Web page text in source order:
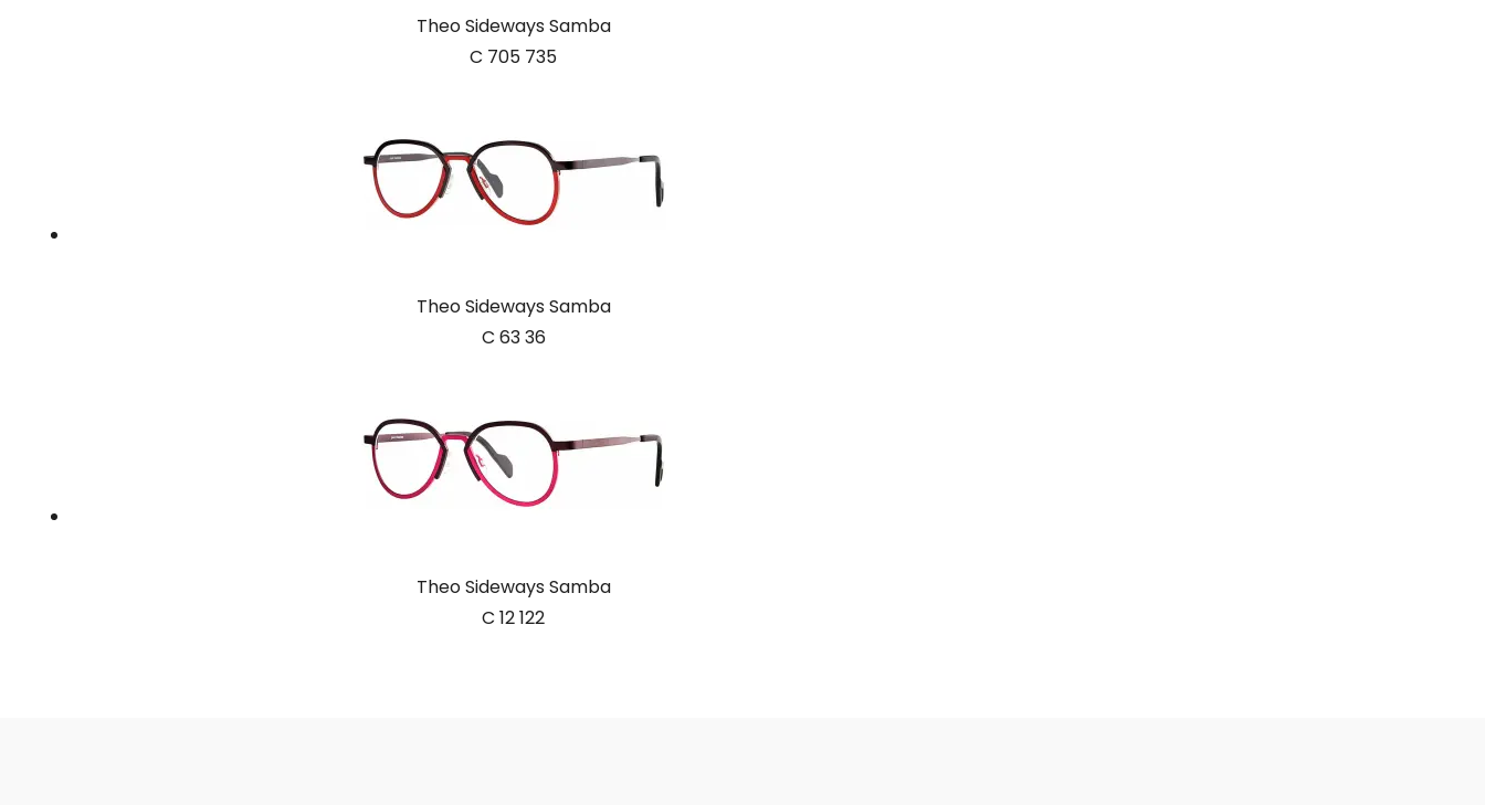
Theo Sideways Samba
C 705 735
Theo Sideways Samba
C 63 36
Theo Sideways Samba
C 12 122